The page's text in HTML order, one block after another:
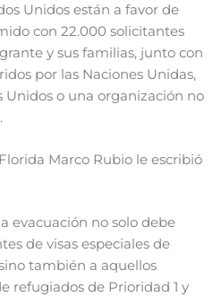
Unidos están a favor de
con 22.000 solicitantes
y sus familias, junto con
por las Naciones Unidas,
Unidos o una organización no
Marco Rubio le escribió
evacuación no solo debe
de visas especiales de
también a aquellos
refugiados de Prioridad 1 y